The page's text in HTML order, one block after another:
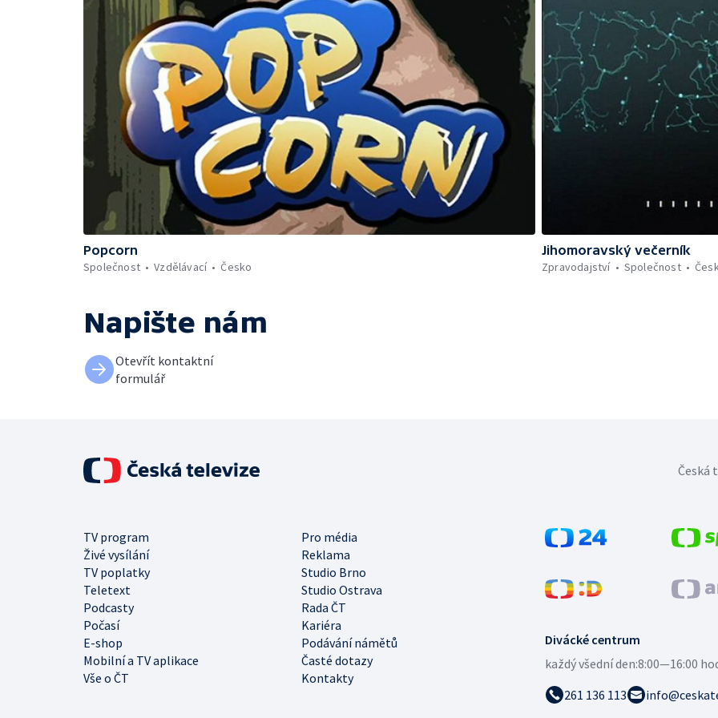
Popcorn
Společnost
Vzdělávací Česko
Jihomoravský večerník
Zpravodajství
Společnost
Napište nám
Otevřít kontaktní
formulář
Divácké centrum
každý všední den:8:00—16:00
261 136 113
TV program
Pro média
Živé vysílání
Reklama
TV poplatky
Studio Brno
Teletext
Studio Ostrava
Podcasty
Rada ČT
Počasí
Kariéra
E-shop
Podávání námětů
Mobilní a TV aplikace
Časté dotazy
Vše o ČT
Kontakty
Česká